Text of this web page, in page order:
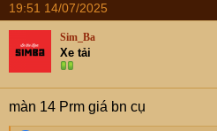
19:51 14/07/2025
Sim_Ba
Xe tải
màn 14 Prm giá bn cụ